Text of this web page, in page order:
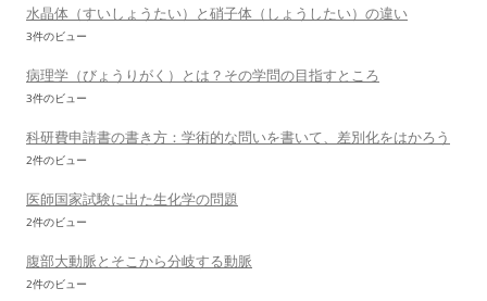
水晶体（すいしょうたい）と硝子体（しょうしたい）の違い
3件のビュー
病理学（びょうりがく）とは？その学問の目指すところ
3件のビュー
科研費申請書の書き方：学術的な問いを書いて、差別化をはかろう
2件のビュー
医師国家試験に出た生化学の問題
2件のビュー
腹部大動脈とそこから分岐する動脈
2件のビュー